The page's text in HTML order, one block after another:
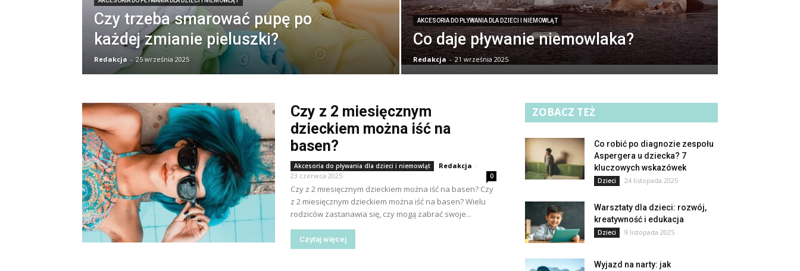
Czy trzeba smarować pupę po
każdej zmianie pieluszki?
Redakcja - 25 września 2025
AKCESORIA DO PŁYWANIA DLA DZIECI I NIEMOWLĄT
Co daje pływanie niemowlaka?
Redakcja - 21 września 2025
Czy z 2 miesięcznym
dzieckiem można iść na
basen?
Akcesoria do pływania dla dzieci i niemowląt Redakcja -
23 czerwca 2025
0
Czy z 2 miesięcznym dzieckiem można iść na basen? Czy
z 2 miesięcznym dzieckiem można iść na basen? Wielu
rodziców zastanawia się, czy mogą zabrać swoje...
Czytaj więcej
ZOBACZ TEŻ
Co robić po diagnozie zespołu
Aspergera u dziecka? 7
kluczowych wskazówek
Dzieci 24 listopada 2025
Warsztaty dla dzieci: rozwój,
kreatywność i edukacja
Dzieci 9 listopada 2025
Wyjazd na narty: jak